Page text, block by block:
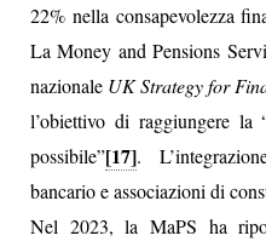
22% nella consapevolezza
La Money and Pensions
nazionale UK Strategy for
l’obiettivo di raggiungere la
possibile”[17].
bancario e associazioni di
Nel 2023, la MaPS ha